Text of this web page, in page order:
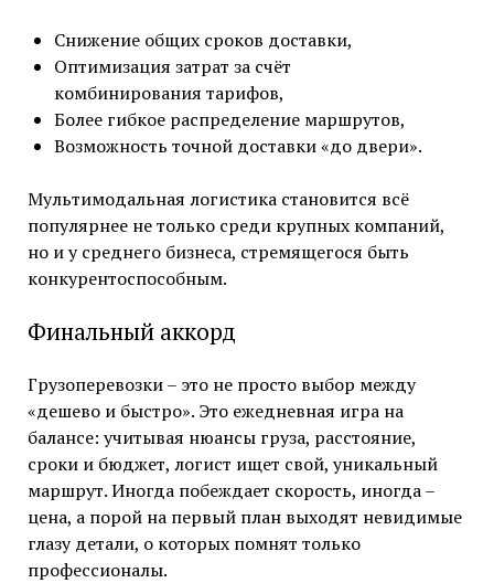
Снижение общих сроков доставки,
Оптимизация затрат за счёт
комбинирования тарифов,
Более гибкое распределение маршрутов,
Возможность точной доставки «до двери».
Мультимодальная логистика становится всё
популярнее не только среди крупных компаний,
но и у среднего бизнеса, стремящегося быть
конкурентоспособным.
Финальный аккорд
Грузоперевозки – это не просто выбор между
«дешево и быстро». Это ежедневная игра на
балансе: учитывая нюансы груза, расстояние,
сроки и бюджет, логист ищет свой, уникальный
маршрут. Иногда побеждает скорость, иногда –
цена, а порой на первый план выходят невидимые
глазу детали, о которых помнят только
профессионалы.